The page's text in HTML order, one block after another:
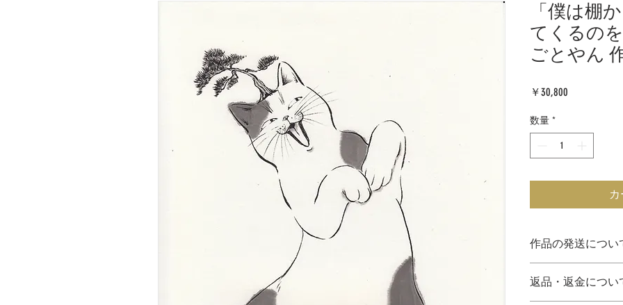
「僕は棚
てくるの
ごとやん
￥30,800
数量 *
作品の発送につい
●作品は作家さんよ
※発送の際、配送
返品・返金につい